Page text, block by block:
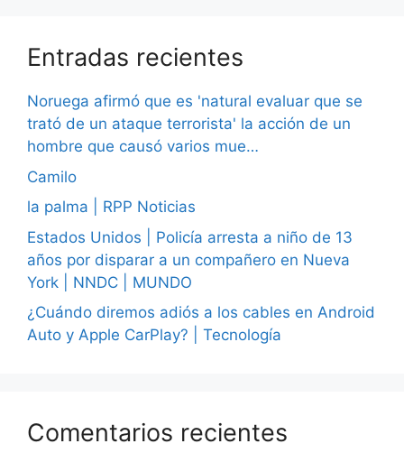
Entradas recientes
Noruega afirmó que es 'natural evaluar que se
trató de un ataque terrorista' la acción de un
hombre que causó varios mue…
Camilo
la palma | RPP Noticias
Estados Unidos | Policía arresta a niño de 13
años por disparar a un compañero en Nueva
York | NNDC | MUNDO
¿Cuándo diremos adiós a los cables en Android
Auto y Apple CarPlay? | Tecnología
Comentarios recientes